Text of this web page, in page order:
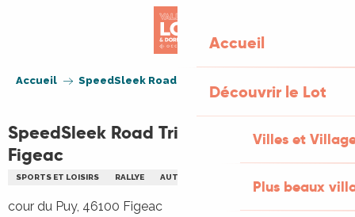
Accueil
Découvrir le Lot
Villes et
Plus beaux
Accueil SpeedSleek Road Trip de passage à Figeac
SpeedSleek Road Trip de passage à
Figeac
SPORTS ET LOISIRS RALLYE AUTOMOBILE
cour du Puy, 46100 Figeac